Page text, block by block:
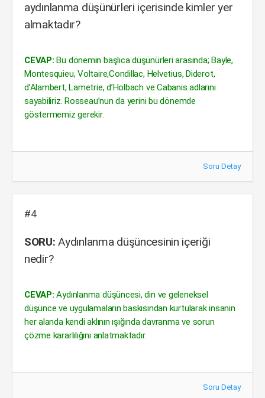
aydınlanma düşünürleri içerisinde kimler yer
almaktadır?
CEVAP: Bu dönemin başlıca düşünürleri arasında; Bayle,
Montesquieu, Voltaire,Condillac, Helvetius, Diderot,
d’Alambert, Lametrie, d’Holbach ve Cabanis adlarını
sayabiliriz. Rosseau’nun da yerini bu dönemde
göstermemiz gerekir.
Soru Detay
#4
SORU: Aydınlanma düşüncesinin içeriği
nedir?
CEVAP: Aydınlanma düşüncesi, din ve geleneksel
düşünce ve uygulamaların baskısından kurtularak insanın
her alanda kendi aklının ışığında davranma ve sorun
çözme kararlılığını anlatmaktadır.
Soru Detay